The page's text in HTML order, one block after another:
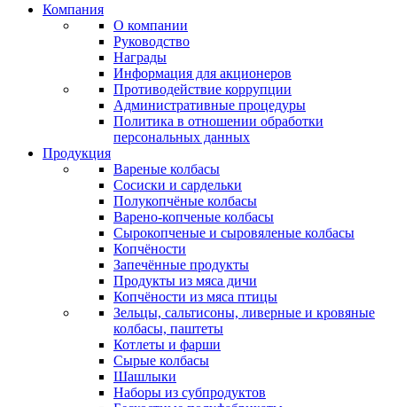
Компания
О компании
Руководство
Награды
Информация для акционеров
Противодействие коррупции
Административные процедуры
Политика в отношении обработки
персональных данных
Продукция
Вареные колбасы
Сосиски и сардельки
Полукопчёные колбасы
Варено-копченые колбасы
Сырокопченые и сыровяленые колбасы
Копчёности
Запечённые продукты
Продукты из мяса дичи
Копчёности из мяса птицы
Зельцы, сальтисоны, ливерные и кровяные
колбасы, паштеты
Котлеты и фарши
Сырые колбасы
Шашлыки
Наборы из субпродуктов